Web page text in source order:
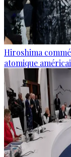
Hiroshima
atomique